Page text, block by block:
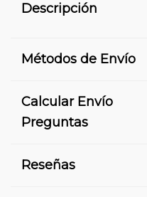
Descripción
Métodos de Envío
Calcular Envío
Preguntas
Reseñas